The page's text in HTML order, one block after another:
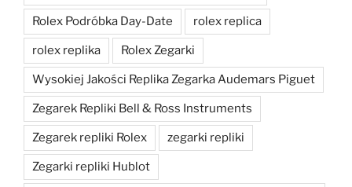
Rolex Podróbka Day-Date rolex replica
rolex replika Rolex Zegarki
Wysokiej Jakości Replika Zegarka Audemars Piguet
Zegarek Repliki Bell & Ross Instruments
Zegarek repliki Rolex zegarki repliki
Zegarki repliki Hublot